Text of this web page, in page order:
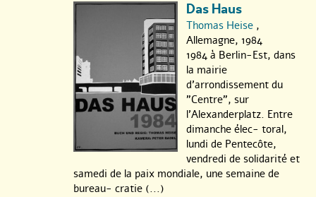
Das Haus
Thomas Heise ,
Allemagne, 1984
1984 à Berlin-Est, dans
la mairie
d’arrondissement du
"Centre", sur
l’Alexanderplatz. Entre
dimanche élec- toral,
lundi de Pentecôte,
vendredi de solidarité et
samedi de la paix mondiale, une semaine de
bureau- cratie (...)